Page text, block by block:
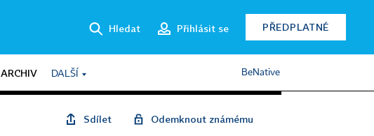
Hledat Přihlásit se PŘEDPLATNÉ
ARCHIV DALŠÍ BeNative
Sdílet Odemknout známému